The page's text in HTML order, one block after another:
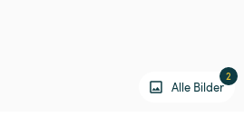
Alle Bilder
2